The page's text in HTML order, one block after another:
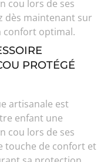
cou lors de ses
dès maintenant sur
confort optimal.
PROTÉGÉ
artisanale est
enfant une
cou lors de ses
touche de confort et